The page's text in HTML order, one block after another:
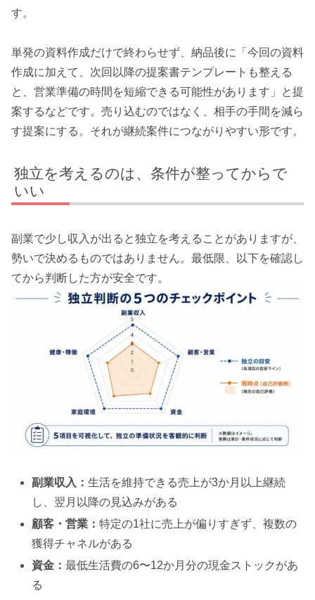
す。
単発の資料作成だけで終わらせず、納品後に「今回の資料
作成に加えて、次回以降の提案書テンプレートも整える
と、営業準備の時間を短縮できる可能性があります」と提
案するなどです。売り込むのではなく、相手の手間を減ら
す提案にする。それが継続案件につながりやすい形です。
独立を考えるのは、条件が整ってからで
いい
副業で少し収入が出ると独立を考えることがありますが、
勢いで決めるものではありません。最低限、以下を確認し
てから判断した方が安全です。
副業収入：生活を維持できる売上が3か月以上継続
し、翌月以降の見込みがある
顧客・営業：特定の1社に売上が偏りすぎず、複数の
獲得チャネルがある
資金：最低生活費の6〜12か月分の現金ストックがあ
る